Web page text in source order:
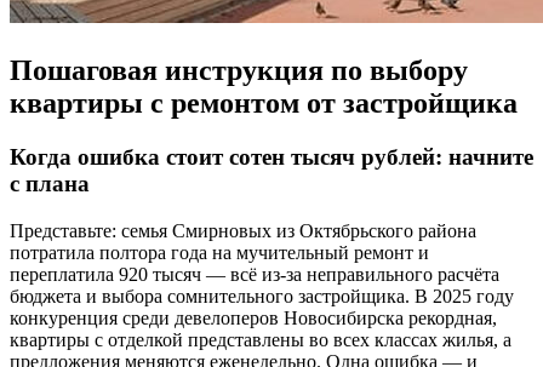
Пошаговая инструкция по выбору
квартиры с ремонтом от застройщика
Когда ошибка стоит сотен тысяч рублей: начните
с плана
Представьте: семья Смирновых из Октябрьского района
потратила полтора года на мучительный ремонт и
переплатила 920 тысяч — всё из-за неправильного расчёта
бюджета и выбора сомнительного застройщика. В 2025 году
конкуренция среди девелоперов Новосибирска рекордная,
квартиры с отделкой представлены во всех классах жилья, а
предложения меняются еженедельно. Одна ошибка — и